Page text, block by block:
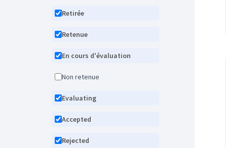
Retirée
Retenue
En cours d'évaluation
Non retenue
Evaluating
Accepted
Rejected